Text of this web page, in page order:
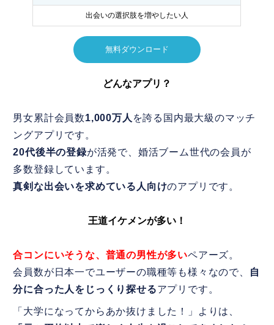
出会いの選択肢を増やしたい人
無料ダウンロード
どんなアプリ？
男女累計会員数1,000万人 を誇る国内最大級のマッチ
ングアプリです。
20代後半の登録が活発で、婚活ブーム世代の会員が
多数登録しています。
真剣な出会いを求めている人向けのアプリです。
王道イケメンが多い！
合コンにいそうな、普通の男性が多いペアーズ。
会員数が日本一でユーザーの職種等も様々なので、
自
分に合った人をじっくり探せるアプリです。
「大学になってからあか抜けました！」よりは、